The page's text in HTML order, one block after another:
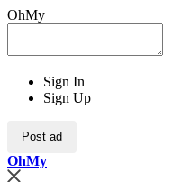
OhMy
Sign In
Sign Up
Post ad
OhMy